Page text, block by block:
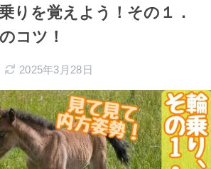
りを覚えよう！その１．
コツ！
2025年3月28日